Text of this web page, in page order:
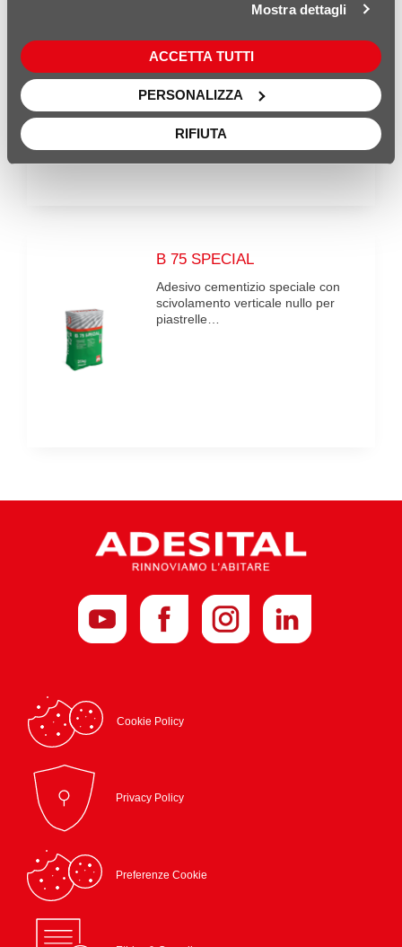
maggiori dettagli, consulta le nostre sezioni Privacy Policy e Cookie
Mostra dettagli
ACCETTA TUTTI
PERSONALIZZA
RIFIUTA
ADEGRES Bianco Flash -
Adesivo cementizio a leganti misti
con lungo tempo aperto per
materiali…
B 75 SPECIAL
Adesivo cementizio speciale con
scivolamento verticale nullo per
piastrelle…
Cookie Policy
Privacy Policy
Preferenze Cookie